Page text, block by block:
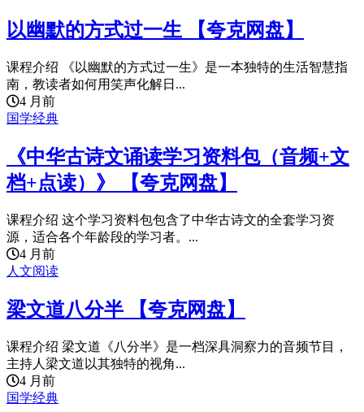
以幽默的方式过一生 【夸克网盘】
课程介绍 《以幽默的方式过一生》是一本独特的生活智慧指
南，教读者如何用笑声化解日...
4 月前
国学经典
《中华古诗文诵读学习资料包（音频+文
档+点读）》 【夸克网盘】
课程介绍 这个学习资料包包含了中华古诗文的全套学习资
源，适合各个年龄段的学习者。...
4 月前
人文阅读
梁文道八分半 【夸克网盘】
课程介绍 梁文道《八分半》是一档深具洞察力的音频节目，
主持人梁文道以其独特的视角...
4 月前
国学经典